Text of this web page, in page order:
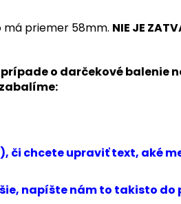
má priemer 58mm. NIE JE
prípade o darčekové balenie
chcete upraviť text, aké
napíšte nám to takisto do